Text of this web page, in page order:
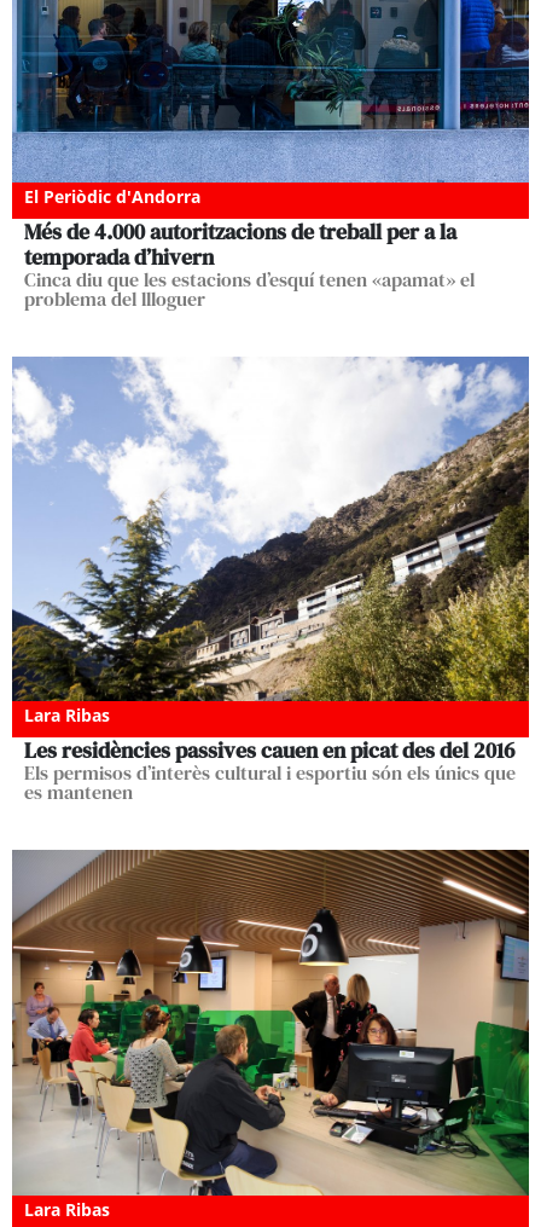
El Periòdic d'Andorra
Més de 4.000 autoritzacions de treball per a la
temporada d’hivern
Cinca diu que les estacions d’esquí tenen «apamat» el
problema del llloguer
Lara Ribas
Les residències passives cauen en picat des del 2016
Els permisos d’interès cultural i esportiu són els únics que
es mantenen
Lara Ribas